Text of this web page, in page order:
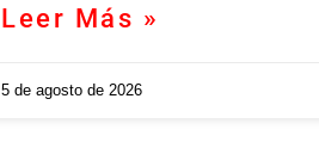
Leer Más »
5 de agosto de 2026